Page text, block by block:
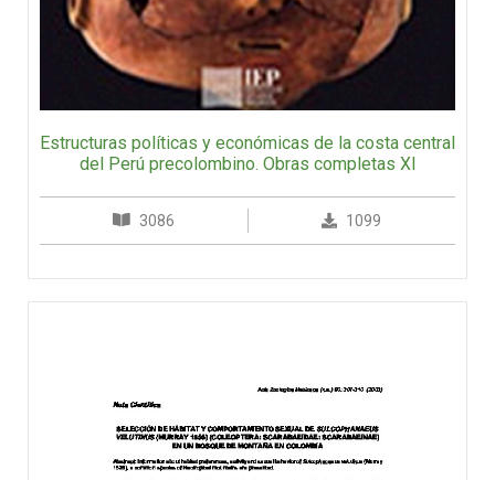
Estructuras políticas y económicas de la costa central
del Perú precolombino. Obras completas XI
3086 1099